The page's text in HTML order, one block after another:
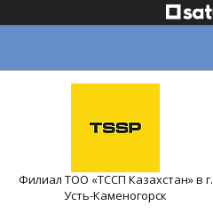
Филиал ТОО «ТССП Казахстан» в г.
Усть-Каменогорск